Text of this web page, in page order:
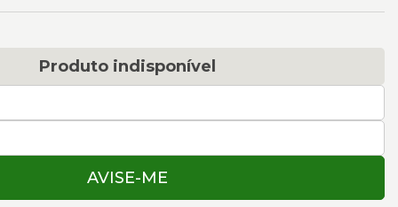
Produto indisponível
AVISE-ME